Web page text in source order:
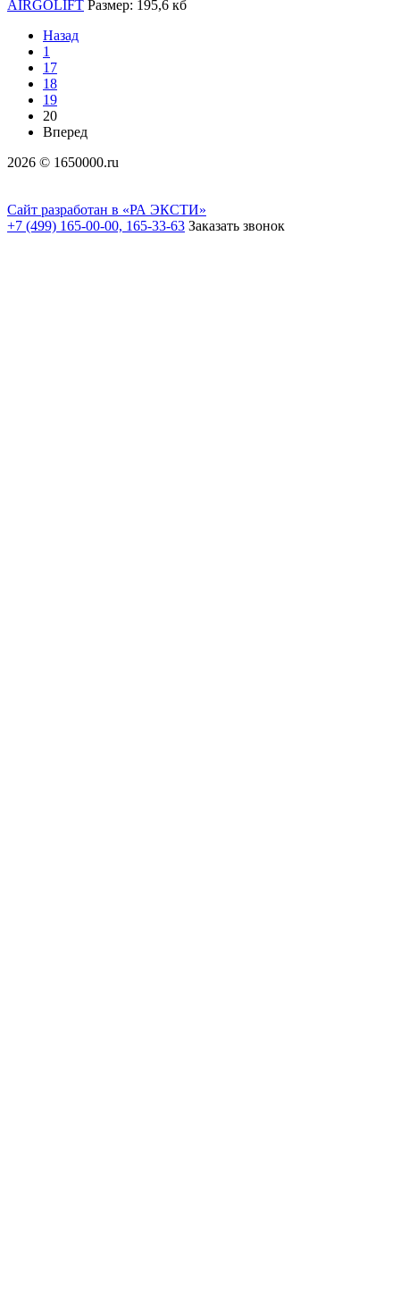
AIRGOLIFT Размер: 195,6 кб
Назад
1
17
18
19
20
Вперед
2026 © 1650000.ru
Сайт разработан в «РА ЭКСТИ»
+7 (499) 165-00-00, 165-33-63 Заказать звонок